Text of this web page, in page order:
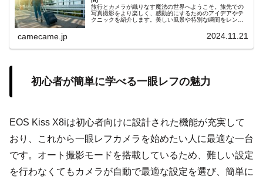
旅行とカメラが織りなす魔法の世界へようこそ。旅先での
写真撮影をより楽しく、感動的にするためのアイデアやテ
クニックを紹介します。美しい風景や特別な瞬間をレンズ
camecame.jp 2024.11.21
初心者が簡単に学べる一眼レフの魅力
EOS Kiss X8iは初心者向けに設計された機能が充実して
おり、これから一眼レフカメラを始めたい人に最適な一台
です。オート撮影モードを搭載しているため、難しい設定
を行わなくてもカメラが自動で最適な設定を選び、簡単に